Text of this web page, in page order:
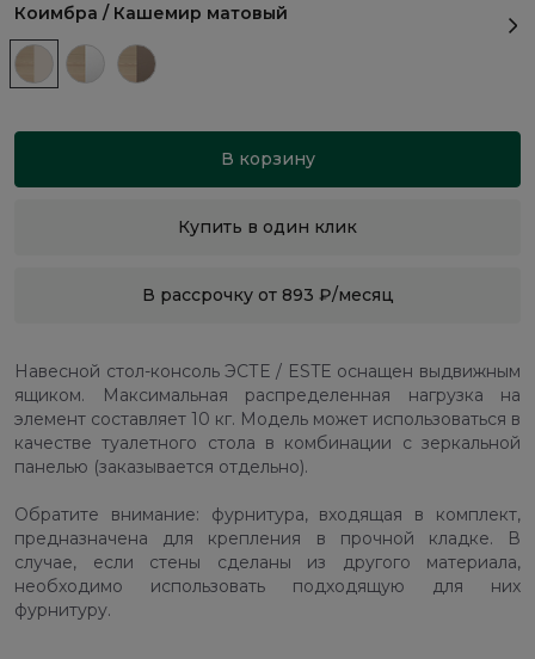
Коимбра / Кашемир матовый
В корзину
Купить в один клик
В рассрочку от 893 ₽/месяц
Навесной стол-консоль ЭСТЕ / ESTE оснащен выдвижным
ящиком. Максимальная распределенная нагрузка на
элемент составляет 10 кг. Модель может использоваться в
качестве туалетного стола в комбинации с зеркальной
панелью (заказывается отдельно).
Обратите внимание: фурнитура, входящая в комплект,
предназначена для крепления в прочной кладке. В
случае, если стены сделаны из другого материала,
необходимо использовать подходящую для них
фурнитуру.